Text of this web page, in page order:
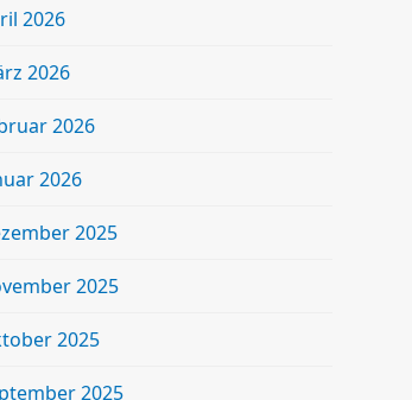
2026
2026
2026
2026
2025
2025
2025
2025